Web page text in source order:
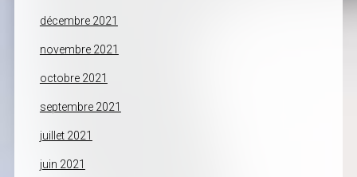
décembre 2021
novembre 2021
octobre 2021
septembre 2021
juillet 2021
juin 2021